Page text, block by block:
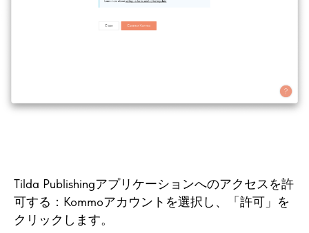
Tilda Publishingアプリケーションへのアクセスを許
可する：Kommoアカウントを選択し、「許可」を
クリックします。